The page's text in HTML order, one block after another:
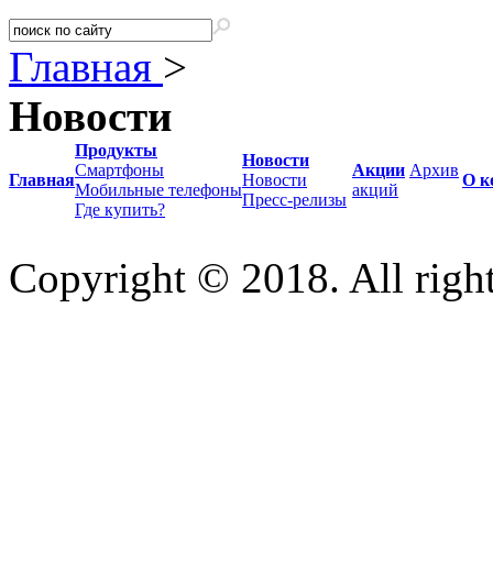
Главная >
Новости
Главная
Продукты
Смартфоны
Мобильные телефоны
Где купить?
Новости
Новости
Пресс-релизы
Акции Архив
акций
О
Copyright © 2018. All